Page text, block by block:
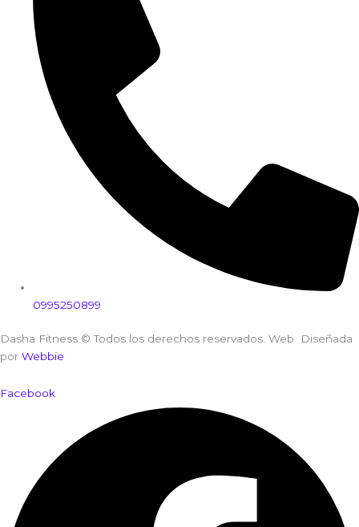
0995250899
Dasha Fitness © Todos los derechos reservados. Web Diseñada
por Webbie
Facebook